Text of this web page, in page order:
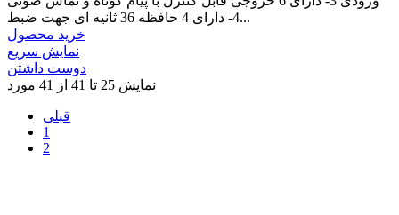
4- دارای 4 حافظه 36 ثانیه ای جهت ضبط...
خرید محصول
نمایش سریع
دوست داشتن
نمایش 25 تا 41 از 41 مورد
قبلی
1
2